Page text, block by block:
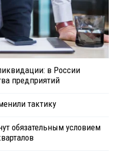
в России
предприятий
тактику
обязательным условием